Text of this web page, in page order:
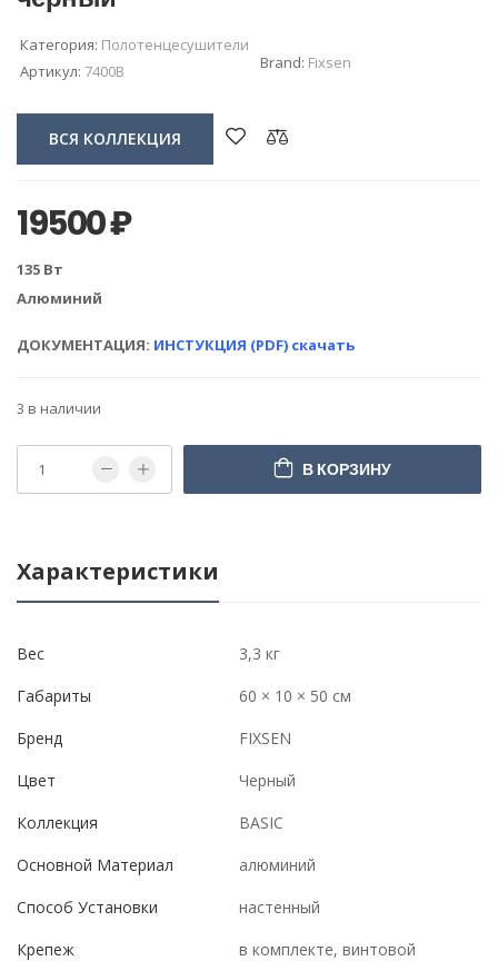
Категория: Полотенцесушители
Артикул: 7400B Brand: Fixsen
ВСЯ КОЛЛЕКЦИЯ
19500₽
135 Вт
Алюминий
ДОКУМЕНТАЦИЯ: ИНСТУКЦИЯ (PDF) скачать
3 в наличии
В КОРЗИНУ
Характеристики
Вес
3,3 кг
Габариты
60 × 10 × 50 см
Бренд
FIXSEN
Цвет
Черный
Коллекция
BASIC
Основной Материал
алюминий
Способ Установки
настенный
Крепеж
в комплекте, винтовой